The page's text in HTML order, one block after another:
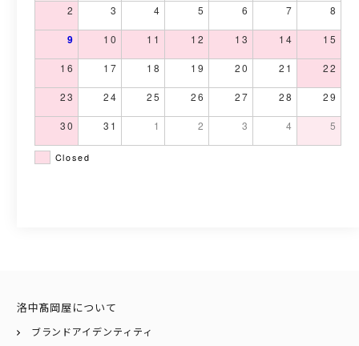
2 3 4 5 6 7 8
9 10 11 12 13 14 15
16 17 18 19 20 21 22
23 24 25 26 27 28 29
30 31 1 2 3 4 5
Closed
洛中髙岡屋について
ブランドアイデンティティ